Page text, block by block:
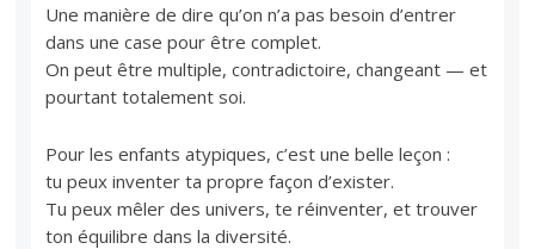
Une manière de dire qu’on n’a pas besoin d’entrer
dans une case pour être complet.
On peut être multiple, contradictoire, changeant — et
pourtant totalement soi.
Pour les enfants atypiques, c’est une belle leçon :
tu peux inventer ta propre façon d’exister.
Tu peux mêler des univers, te réinventer, et trouver
ton équilibre dans la diversité.